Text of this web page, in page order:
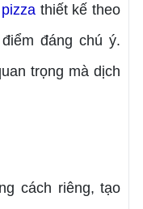
pizzathiết kế theo
đáng chú ý.
trọng mà dịch
cách riêng, tạo